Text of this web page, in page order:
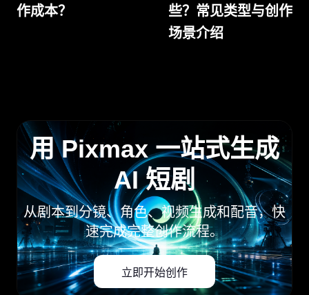
作成本？
些？常见类型与创作
场景介绍
用 Pixmax 一站式生成
AI 短剧
从剧本到分镜、角色、视频生成和配音，快
速完成完整创作流程。
立即开始创作